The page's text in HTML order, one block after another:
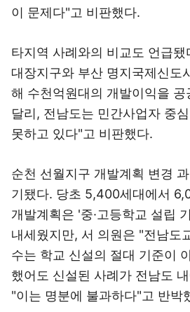
이 문제다"고 비판했다.
타지역 사례와의 비교도 언급
대장지구와 부산 명지국제신도
해 수천억원대의 개발이익을
달리, 전남도는 민간사업자 중
못하고 있다"고 비판했다.
순천 선월지구 개발계획 변경
기됐다. 당초 5,400세대에서
개발계획은 '중·고등학교 설립
내세웠지만, 서 의원은 "전남도
수는 학교 신설의 절대 기준이
했어도 신설된 사례가 전남도
"이는 명분에 불과하다"고 반박